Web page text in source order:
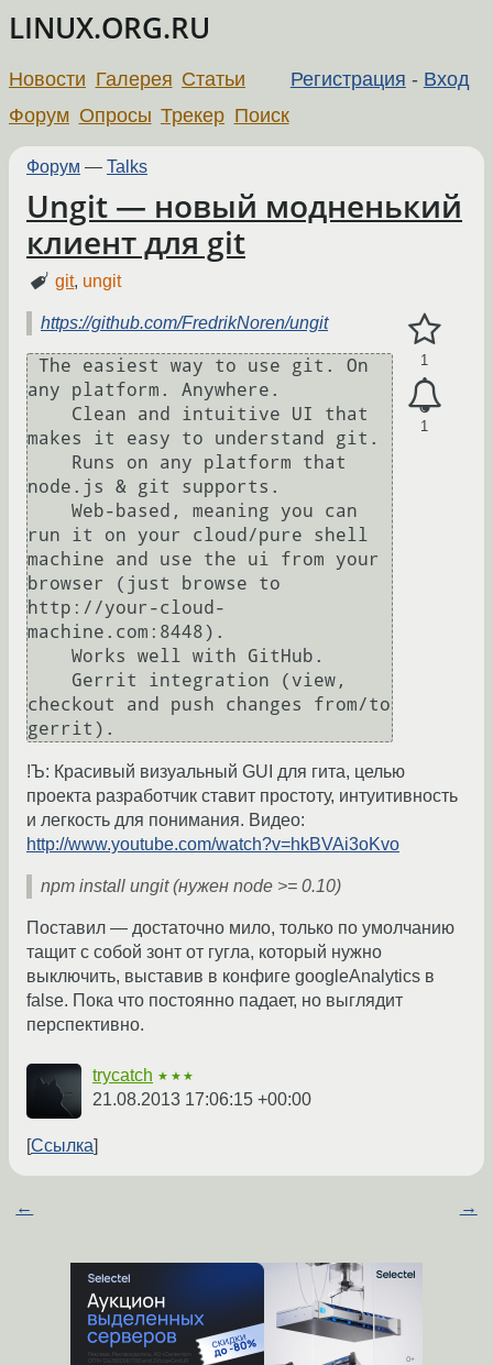
LINUX.ORG.RU
Регистрация - Вход
Новости Галерея Статьи
Форум Опросы Трекер Поиск
Форум — Talks
Ungit — новый модненький
клиент для git
git, ungit
1
1
https://github.com/FredrikNoren/ungit
any platform. Anywhere.
makes it easy to understand git.
node.js & git supports.
run it on your cloud/pure shell
machine and use the ui from your
browser (just browse to
http://your-cloud-
machine.com:8448).
checkout and push changes from/to
gerrit).
!Ъ: Красивый визуальный GUI для гита, целью
проекта разработчик ставит простоту, интуитивность
и легкость для понимания. Видео:
http://www.youtube.com/watch?v=hkBVAi3oKvo
npm install ungit (нужен node >= 0.10)
Поставил — достаточно мило, только по умолчанию
тащит с собой зонт от гугла, который нужно
выключить, выставив в конфиге googleAnalytics в
false. Пока что постоянно падает, но выглядит
перспективно.
trycatch ★★★
21.08.2013 17:06:15 +00:00
Ссылка
← →